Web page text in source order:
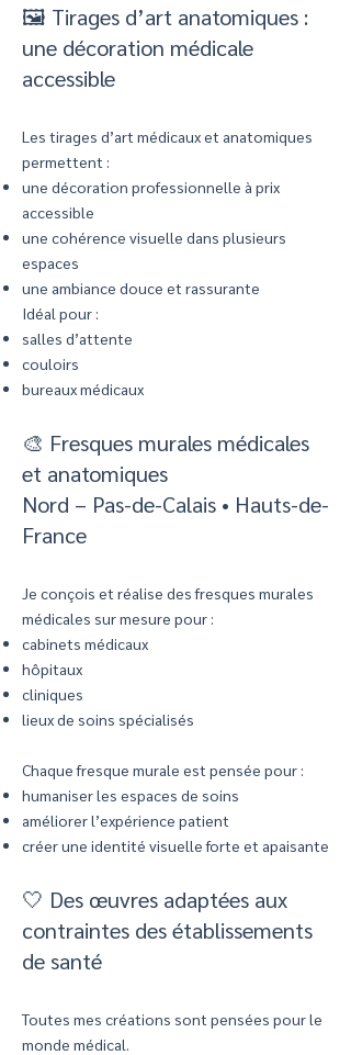
🖼️ Tirages d’art anatomiques :
une décoration médicale
accessible
Les tirages d’art médicaux et anatomiques
permettent :
une décoration professionnelle à prix
accessible
une cohérence visuelle dans plusieurs
espaces
une ambiance douce et rassurante
Idéal pour :
salles d’attente
couloirs
bureaux médicaux
🎨 Fresques murales médicales
et anatomiques
Nord – Pas-de-Calais • Hauts-de-
France
Je conçois et réalise des fresques murales
médicales sur mesure pour :
cabinets médicaux
hôpitaux
cliniques
lieux de soins spécialisés
Chaque fresque murale est pensée pour :
humaniser les espaces de soins
améliorer l’expérience patient
créer une identité visuelle forte et apaisante
🤍 Des œuvres adaptées aux
contraintes des établissements
de santé
Toutes mes créations sont pensées pour le
monde médical.